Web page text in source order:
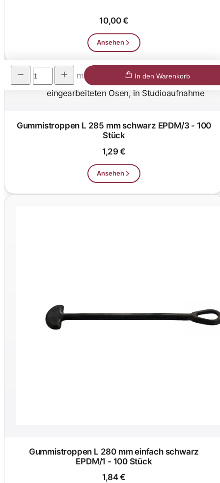
10,00 €
Ansehen
Gummistroppen L 285 mm schwarz EPDM/3 - 100
Stück
1,29 €
Ansehen
Gummistroppen L 280 mm einfach schwarz
EPDM/1 - 100 Stück
1,84 €
m In den Warenkorb